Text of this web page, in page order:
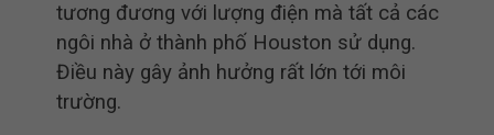
tương đương với lượng điện mà tất cả các
ngôi nhà ở thành phố Houston sử dụng.
Điều này gây ảnh hưởng rất lớn tới môi
trường.